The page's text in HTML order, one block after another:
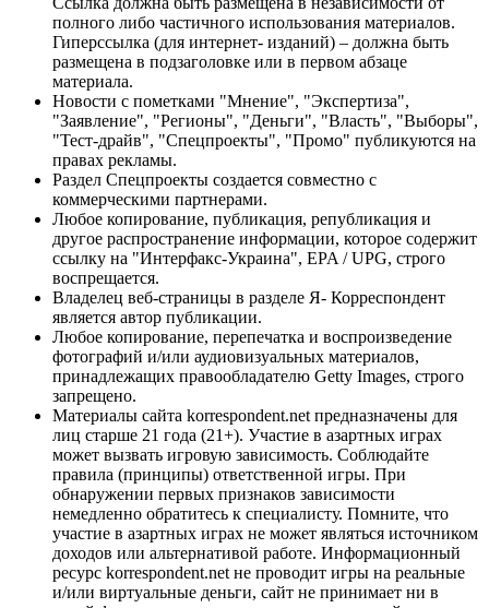
полного либо частичного использования материалов.
Гиперссылка (для интернет- изданий) – должна быть
размещена в подзаголовке или в первом абзаце
материала.
Новости с пометками "Мнение", "Экспертиза",
"Заявление", "Регионы", "Деньги", "Власть", "Выборы",
"Тест-драйв", "Спецпроекты", "Промо" публикуются на
правах рекламы.
Раздел Спецпроекты создается совместно с
коммерческими партнерами.
Любое копирование, публикация, републикация и
другое распространение информации, которое содержит
ссылку на "Интерфакс-Украина", EPA / UPG, строго
воспрещается.
Владелец веб-страницы в разделе Я- Корреспондент
является автор публикации.
Любое копирование, перепечатка и воспроизведение
фотографий и/или аудиовизуальных материалов,
принадлежащих правообладателю Getty Images, строго
запрещено.
Материалы сайта korrespondent.net предназначены для
лиц старше 21 года (21+). Участие в азартных играх
может вызвать игровую зависимость. Соблюдайте
правила (принципы) ответственной игры. При
обнаружении первых признаков зависимости
немедленно обратитесь к специалисту. Помните, что
участие в азартных играх не может являться источником
доходов или альтернативой работе. Информационный
ресурс korrespondent.net не проводит игры на реальные
и/или виртуальные деньги, сайт не принимает ни в